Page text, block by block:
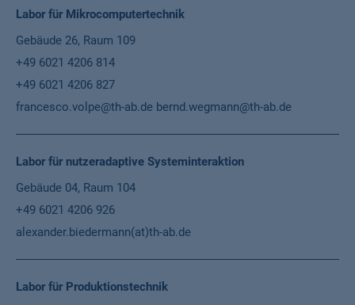
Labor für Mikrocomputertechnik
Gebäude 26, Raum 109
+49 6021 4206 814
+49 6021 4206 827
francesco.volpe@th-ab.de bernd.wegmann@th-ab.de
Labor für nutzeradaptive Systeminteraktion
Gebäude 04, Raum 104
+49 6021 4206 926
alexander.biedermann(at)th-ab.de
Labor für Produktionstechnik